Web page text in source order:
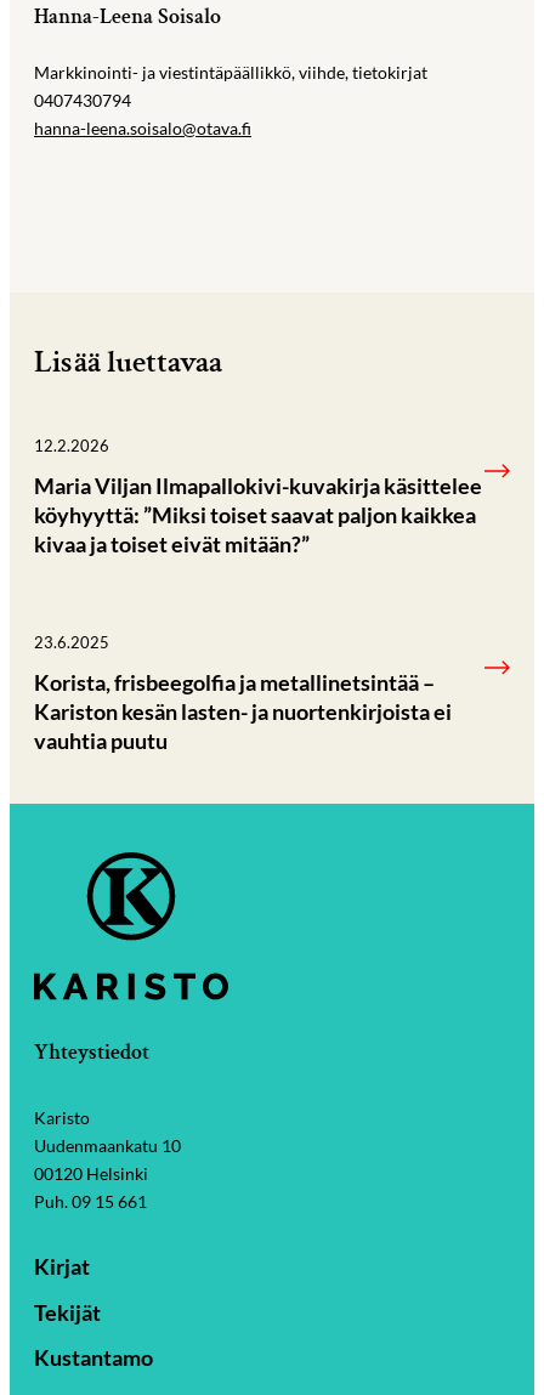
Hanna-Leena Soisalo
Markkinointi- ja viestintäpäällikkö, viihde, tietokirjat
0407430794
hanna-leena.soisalo@otava.fi
Lisää luettavaa
12.2.2026
Maria Viljan Ilmapallokivi-kuvakirja käsittelee
köyhyyttä: ”Miksi toiset saavat paljon kaikkea
kivaa ja toiset eivät mitään?”
23.6.2025
Korista, frisbeegolfia ja metallinetsintää –
Kariston kesän lasten- ja nuortenkirjoista ei
vauhtia puutu
Yhteystiedot
Karisto
Uudenmaankatu 10
00120 Helsinki
Puh. 09 15 661
Kirjat
Tekijät
Kustantamo